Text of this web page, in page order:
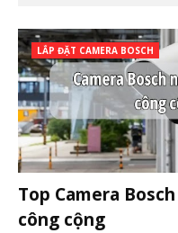
LẮP ĐẶT CAMERA BOSCH
Top Camera
công cộng